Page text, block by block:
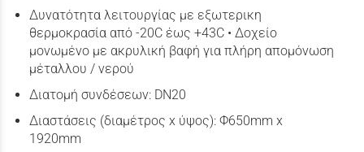
Δυνατότητα λειτουργίας με εξωτερικη
θερμοκρασία από -20C έως +43C • Δοχείο
μονωμένο με ακρυλική βαφή για πλήρη απομόνωση
μέταλλου / νερού
Διατομή συνδέσεων: DN20
Διαστάσεις (διαμέτρος x ύψος): Φ650mm x
1920mm